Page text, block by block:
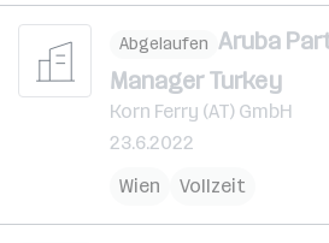
Abgelaufen Aruba
Manager Turkey
Korn Ferry (AT) GmbH
23.6.2022
Wien
Vollzeit